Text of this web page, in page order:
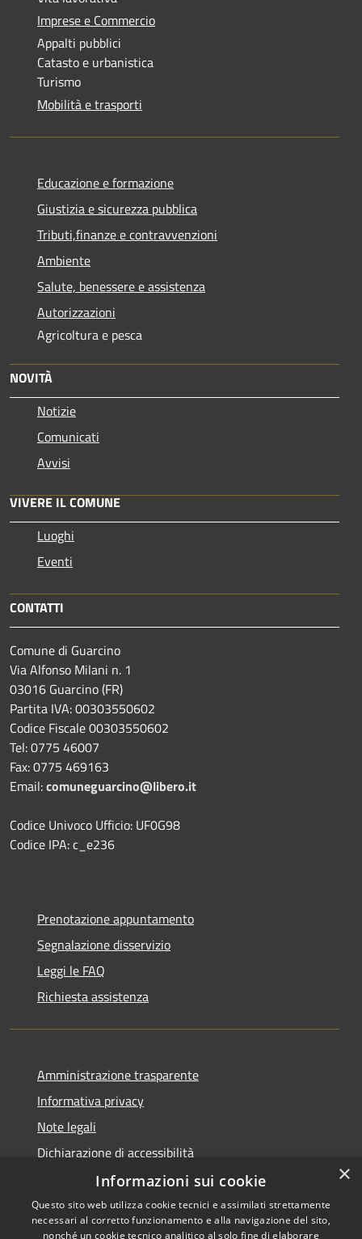
Imprese e Commercio
Appalti pubblici
Catasto e urbanistica
Turismo
Mobilità e trasporti
Educazione e formazione
Giustizia e sicurezza pubblica
Tributi,finanze e contravvenzioni
Ambiente
Salute, benessere e assistenza
Autorizzazioni
Agricoltura e pesca
NOVITÀ
Notizie
Comunicati
Avvisi
VIVERE IL COMUNE
Luoghi
Eventi
CONTATTI
Comune di Guarcino
Via Alfonso Milani n. 1
03016 Guarcino (FR)
Partita IVA: 00303550602
Codice Fiscale 00303550602
Tel: 0775 46007
Fax: 0775 469163
Email:comuneguarcino@libero.it
Codice Univoco Ufficio: UF0G98
Codice IPA: c_e236
Prenotazione appuntamento
Segnalazione disservizio
Leggi le FAQ
Richiesta assistenza
Amministrazione trasparente
Informativa privacy
Note legali
Dichiarazione di accessibilità
Copyright © 2026 • Comune di
×
Informazioni sui cookie
Questo sito web utilizza cookie tecnici e assimilati strettamente
necessari al corretto funzionamento e alla navigazione del sito,
nonché un cookie tecnico analitico al solo fine di elaborare